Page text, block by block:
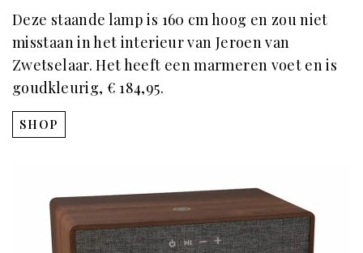
Deze staande lamp is 160 cm hoog en zou niet
misstaan in het interieur van Jeroen van
Zwetselaar. Het heeft een marmeren voet en is
goudkleurig, € 184,95.
SHOP